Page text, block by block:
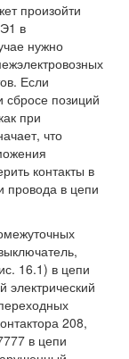
произойти
в
нужно
Если
сбросе позиций
при
что
контакты в
провода в цепи
16.1) в цепи
208,
в цепи